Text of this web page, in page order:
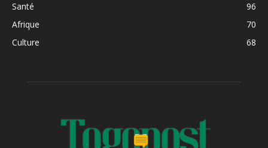
Santé
96
Afrique
70
Culture
68